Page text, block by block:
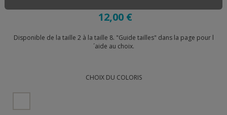
12,00 €
Disponible de la taille 2 à la taille 8. "Guide tailles" dans la page pour l
´aide au choix.
CHOIX DU COLORIS